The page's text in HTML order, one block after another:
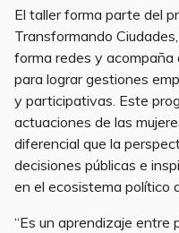
El taller forma parte del
Transformando
forma redes y
para lograr gestiones
y participativas. Este
actuaciones de las
diferencial que la
decisiones públicas e
en el ecosistema político
“Es un aprendizaje entre